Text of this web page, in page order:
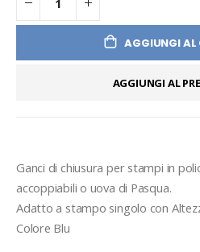
AGGIUNGI AL
AGGIUNGI AL
Ganci di chiusura per stampi in
accoppiabili o uova di Pasqua.
Adatto a stampo singolo con
Colore Blu